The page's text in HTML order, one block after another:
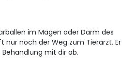
im Magen oder Darm des
nur noch der Weg zum Tierarzt. Er
mit dir ab.